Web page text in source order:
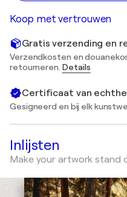
Koop met vertrouwen
Gratis verzending en
Verzendkosten en
retourneren. Details
Certificaat van
Gesigneerd en bij elk
Inlijsten
Make your artwork stand